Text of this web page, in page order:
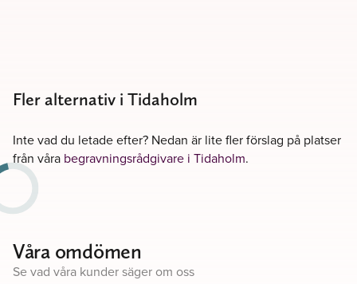
Fler alternativ i Tidaholm
Inte vad du letade efter? Nedan är lite fler förslag på platser
från våra begravningsrådgivare i Tidaholm.
Våra omdömen
Se vad våra kunder säger om oss